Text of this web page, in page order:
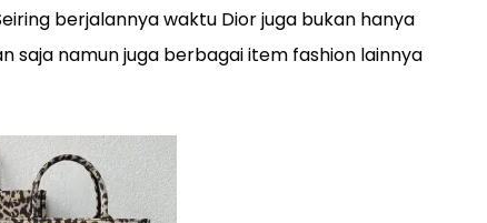
berjalannya waktu Dior juga bukan hanya
saja namun juga berbagai item fashion lainnya